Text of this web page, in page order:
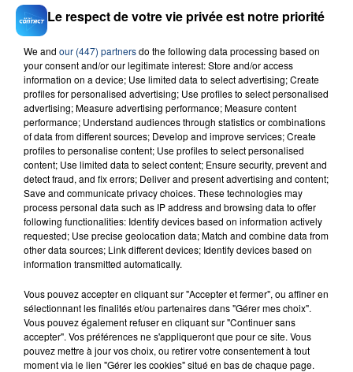
Titre :
Aimer à mort
Artiste :Louane
INFOS SUR LE LIVE
Plateau :#Grand Live Contact FM
Date :25 novembre 2021
Lieu :Gayant Expo Concerts Douai
Organisateurs :Douaisis agglo & Contact FM
Jauge :12.000 personnes
D'AUTRES LIVES
Le respect de votre vie privée est notre priorité
We and our (447) partnersdo the following data processing based on
your consent and/or our legitimate interest: Store and/or access
information on a device; Use limited data to select advertising; Create
profiles for personalised advertising; Use profiles to select personalised
advertising; Measure advertising performance; Measure content
performance; Understand audiences through statistics or combinations
of data from different sources; Develop and improve services; Create
profiles to personalise content; Use profiles to select personalised
content; Use limited data to select content; Ensure security, prevent and
detect fraud, and fix errors; Deliver and present advertising and content;
Save and communicate privacy choices. These technologies may
process personal data such as IP address and browsing data to offer
following functionalities: Identify devices based on information actively
requested; Use precise geolocation data; Match and combine data from
other data sources; Link different devices; Identify devices based on
information transmitted automatically.
Vous pouvez accepter en cliquant sur "Accepter et fermer", ou affiner en
sélectionnant les finalités et/ou partenaires dans "Gérer mes choix".
Vous pouvez également refuser en cliquant sur "Continuer sans
accepter". Vos préférences ne s'appliqueront que pour ce site. Vous
pouvez mettre à jour vos choix, ou retirer votre consentement à tout
moment via le lien "Gérer les cookies" situé en bas de chaque page.